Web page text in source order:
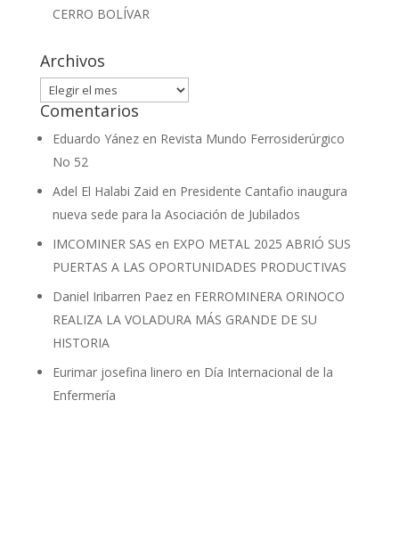
CERRO BOLÍVAR
Archivos
Archivos
Comentarios
Eduardo Yánezen Revista Mundo Ferrosiderúrgico
No 52
Adel El Halabi Zaid en Presidente Cantafio inaugura
nueva sede para la Asociación de Jubilados
IMCOMINER SAS en EXPO METAL 2025 ABRIÓ SUS
PUERTAS A LAS OPORTUNIDADES PRODUCTIVAS
Daniel Iribarren Paezen FERROMINERA ORINOCO
REALIZA LA VOLADURA MÁS GRANDE DE SU
HISTORIA
Eurimar josefina linero en Día Internacional de la
Enfermería